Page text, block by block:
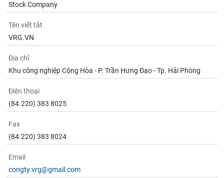
Stock Company
Tên viết tắt
VRG.VN
Địa chỉ
Khu công nghiệp Cộng Hòa - P. Trần Hưng Đạo - Tp. Hải Phòng
Điện thoại
(84.220) 383 8025
Fax
(84.220) 383 8024
Email
congty.vrg@gmail.com